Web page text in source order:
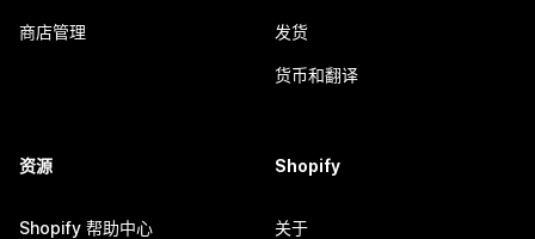
商店管理 发货
货币和翻译
资源
Shopify 帮助中心
Shopify
关于